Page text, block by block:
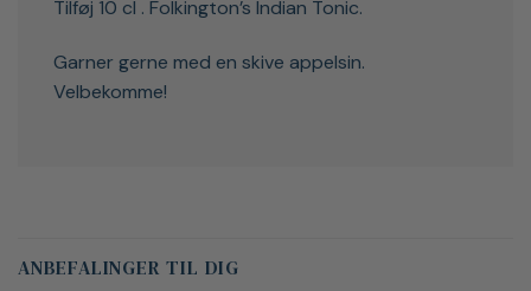
Tilføj 10 cl . Folkington’s Indian Tonic.
Garner gerne med en skive appelsin.
Velbekomme!
ANBEFALINGER TIL DIG